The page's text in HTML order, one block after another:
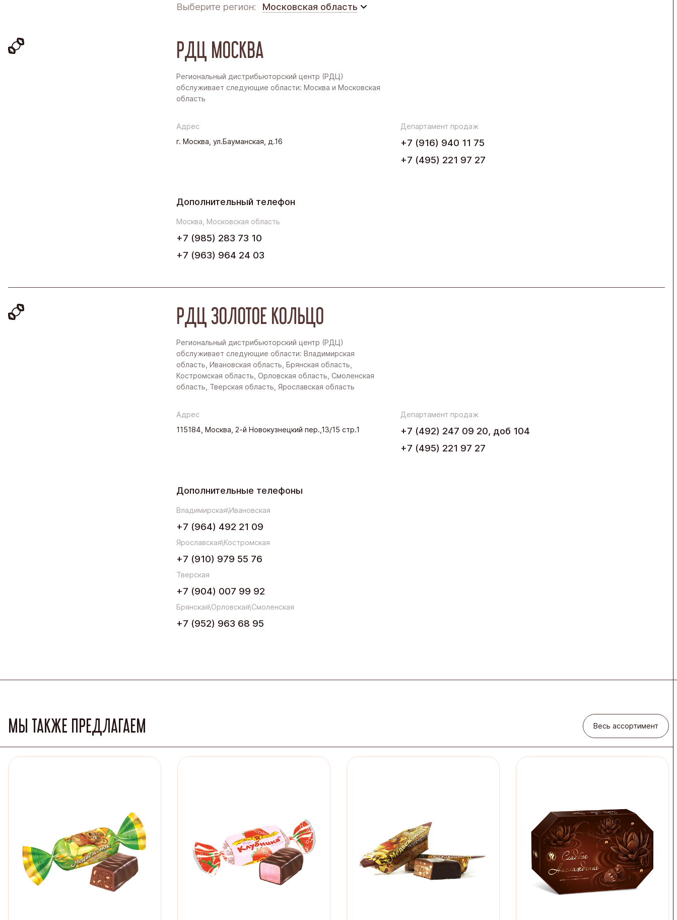
Выберите регион: Московская область
Дальний Восток
Северо-Запад
РДЦ МОСКВА
Региональный дистрибьюторский центр (РДЦ)
обслуживает следующие области: Москва и Московская
область
Адрес
г. Москва, ул.Бауманская, д.16
Департамент продаж
+7 (916) 940 11 75
+7 (495) 221 97 27
Дополнительный телефон
Москва, Московская область
+7 (985) 283 73 10
+7 (963) 964 24 03
РДЦ ЗОЛОТОЕ КОЛЬЦО
Региональный дистрибьюторский центр (РДЦ)
обслуживает следующие области: Владимирская
область, Ивановская область, Брянская область,
Костромская область, Орловская область, Смоленская
область, Тверская область, Ярославская область
Адрес
115184, Москва, 2-й Новокузнецкий пер.,13/15 стр.1
Департамент продаж
+7 (492) 247 09 20, доб 104
+7 (495) 221 97 27
Дополнительные телефоны
Владимирская\Ивановская
+7 (964) 492 21 09
Ярославская\Костромская
+7 (910) 979 55 76
Тверская
+7 (904) 007 99 92
Брянская\Орловская\Смоленская
+7 (952) 963 68 95
МЫ ТАКЖЕ ПРЕДЛАГАЕМ Весь ассортимент